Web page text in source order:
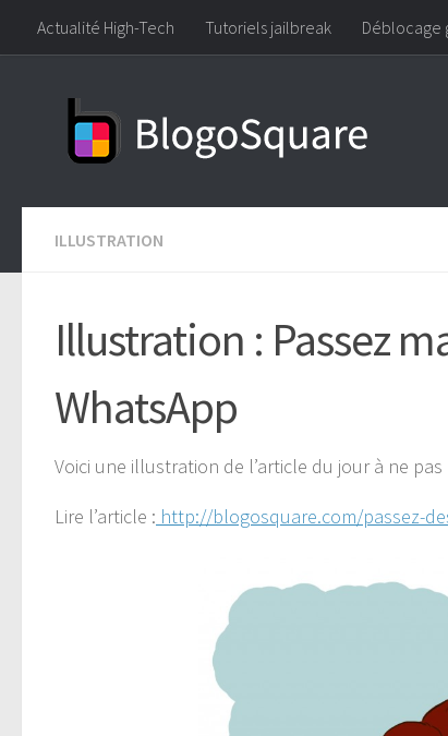
Skip to content
Actualité High-Tech Tutoriels jailbreak Déblocage
ILLUSTRATION
Illustration : Passez
WhatsApp
Voici une illustration de l’article du jour à ne
Lire l’article : http://blogosquare.com/passez-